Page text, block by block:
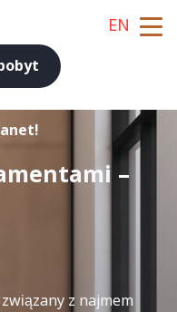
EN
–
z najmem